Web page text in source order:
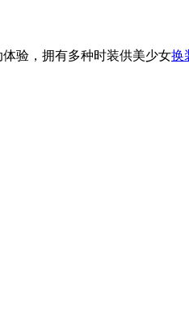
验，拥有多种时装供美少女换